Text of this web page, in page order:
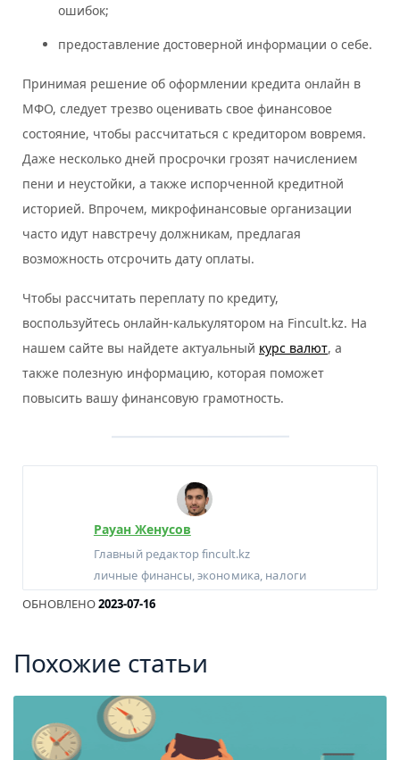
ошибок;
предоставление достоверной информации о себе.
Принимая решение об оформлении кредита онлайн в
МФО, следует трезво оценивать свое финансовое
состояние, чтобы рассчитаться с кредитором вовремя.
Даже несколько дней просрочки грозят начислением
пени и неустойки, а также испорченной кредитной
историей. Впрочем, микрофинансовые организации
часто идут навстречу должникам, предлагая
возможность отсрочить дату оплаты.
Чтобы рассчитать переплату по кредиту,
воспользуйтесь онлайн-калькулятором на Fincult.kz. На
нашем сайте вы найдете актуальный курс валют, а
также полезную информацию, которая поможет
повысить вашу финансовую грамотность.
Рауан Женусов
Главный редактор fincult.kz
личные финансы, экономика, налоги
ОБНОВЛЕНО2023-07-16
Похожие статьи